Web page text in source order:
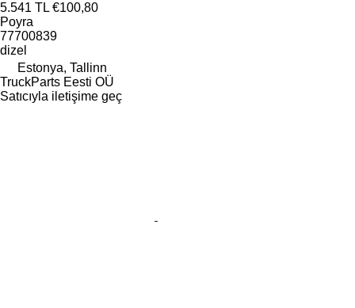
5.541 TL €100,80
Poyra
77700839
dizel
Estonya, Tallinn
TruckParts Eesti OÜ
Satıcıyla iletişime geç